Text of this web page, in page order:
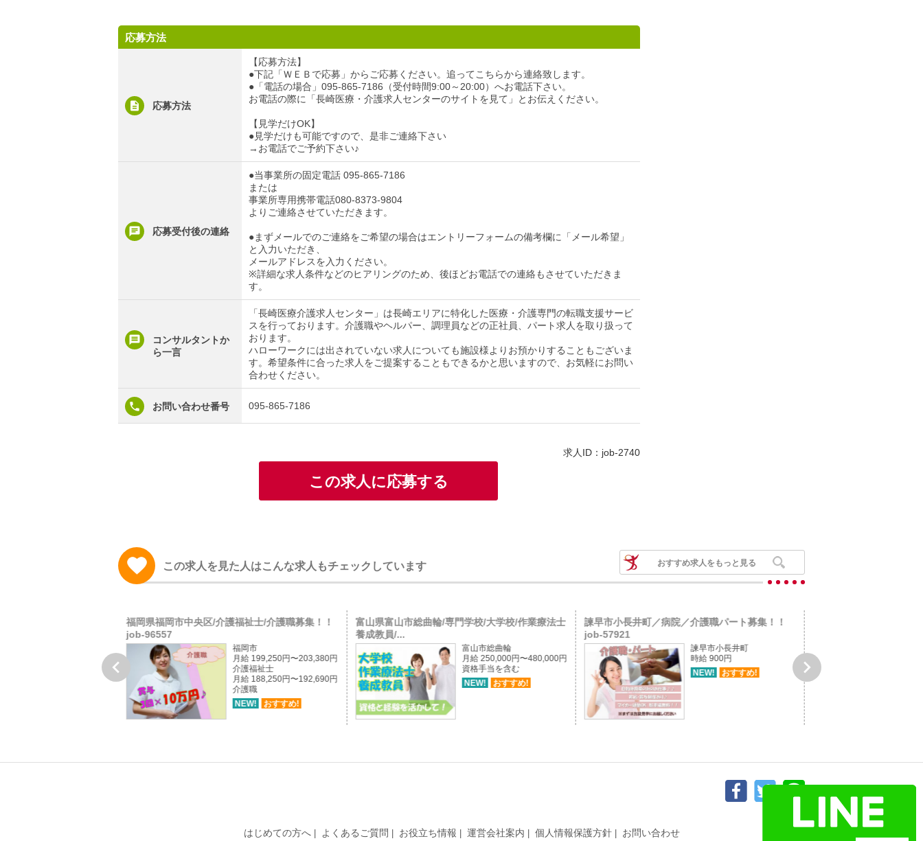
応募方法
応募方法
【応募方法】
●下記「ＷＥＢで応募」からご応募ください。追ってこちらから連絡致します。
●「電話の場合」095-865-7186（受付時間9:00～20:00）へお電話下さい。
お電話の際に「長崎医療・介護求人センターのサイトを見て」とお伝えください。
【見学だけOK】
●見学だけも可能ですので、是非ご連絡下さい
→お電話でご予約下さい♪
応募受付後の連絡
●当事業所の固定電話 095-865-7186
または
事業所専用携帯電話080-8373-9804
よりご連絡させていただきます。
●まずメールでのご連絡をご希望の場合はエントリーフォームの備考欄に「メール希望」
と入力いただき、
メールアドレスを入力ください。
※詳細な求人条件などのヒアリングのため、後ほどお電話での連絡もさせていただきま
す。
コンサルタントか
ら一言
「長崎医療介護求人センター」は長崎エリアに特化した医療・介護専門の転職支援サービ
スを行っております。介護職やヘルパー、調理員などの正社員、パート求人を取り扱って
おります。
ハローワークには出されていない求人についても施設様よりお預かりすることもございま
す。希望条件に合った求人をご提案することもできるかと思いますので、お気軽にお問い
合わせください。
お問い合わせ番号 095-865-7186
求人ID：job-2740
この求人に応募する
この求人を見た人はこんな求人もチェックしています おすすめ求人をもっと見る
月給 155,000円〜188,442円
調整給を含み，給与幅はそ
福岡県福岡市中央区/介護福祉士/介護職募集！！
job-96557
福岡市
月給 199,250円〜203,380円
介護福祉士
月給 188,250円〜192,690円
介護職
NEW!
おすすめ!
富山県富山市総曲輪/専門学校/大学校/作業療法士
養成教員/...
富山市総曲輪
月給 250,000円〜480,000円
資格手当を含む
NEW!
おすすめ!
諫早市小長井町／病院／介護職パート募集！！
job-57921
諫早市小長井町
時給 900円
NEW!
おすすめ! 

はじめての方へ よくあるご質問 お役立ち情報 運営会社案内 個人情報保護方針 お問い合わせ